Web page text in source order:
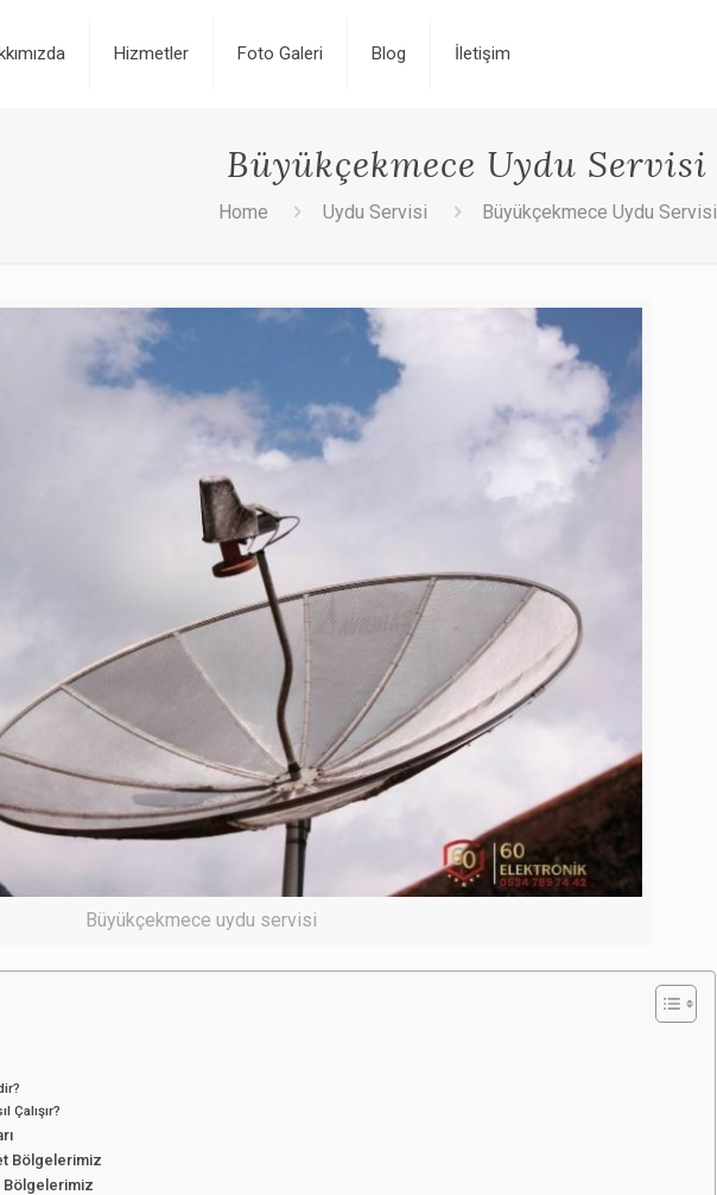
Hizmetler Foto Galeri Blog İletişim
Büyükçekmece Uydu Servisi
Home Uydu Servisi Büyükçekmece Uydu Servisi
Büyükçekmece uydu servisi
Çalışır?
Bölgelerimiz
Bölgelerimiz